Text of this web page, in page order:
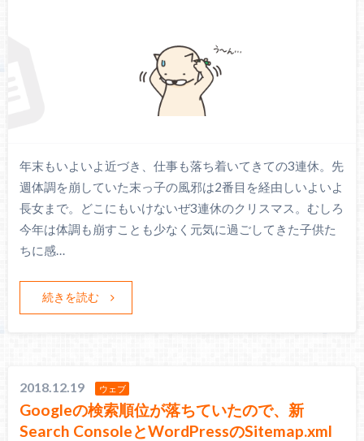
年末もいよいよ近づき、仕事も落ち着いてきての3連休。先
週体調を崩していた末っ子の風邪は2番目を経由しいよいよ
長女まで。どこにもいけないぜ3連休のクリスマス。むしろ
今年は体調も崩すことも少なく元気に過ごしてきた子供た
ちに感…
続きを読む
2018.12.19 ウェブ
Googleの検索順位が落ちていたので、新
Search ConsoleとWordPressのSitemap.xml